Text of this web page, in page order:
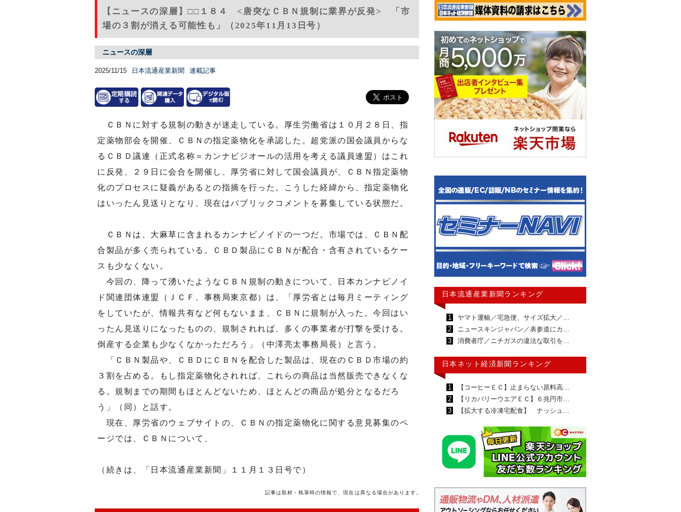
【ニュースの深層】□□１８４ <唐突なＣＢＮ規制に業界が反発> 「市
場の３割が消える可能性も」（2025年11月13日号）
ニュースの深層
2025/11/15 日本流通産業新聞 連載記事
ＣＢＮに対する規制の動きが迷走している。厚生労働省は１０月２８日、指
定薬物部会を開催、ＣＢＮの指定薬物化を承認した。超党派の国会議員からな
るＣＢＤ議連（正式名称＝カンナビジオールの活用を考える議員連盟）はこれ
に反発、２９日に会合を開催し、厚労省に対して国会議員が、ＣＢＮ指定薬物
化のプロセスに疑義があるとの指摘を行った。こうした経緯から、指定薬物化
はいったん見送りとなり、現在はパブリックコメントを募集している状態だ。
ＣＢＮは、大麻草に含まれるカンナビノイドの一つだ。市場では、ＣＢＮ配
合製品が多く売られている。ＣＢＤ製品にＣＢＮが配合・含有されているケー
スも少なくない。
今回の、降って湧いたようなＣＢＮ規制の動きについて、日本カンナビノイ
ド関連団体連盟（ＪＣＦ、事務局東京都）は、「厚労省とは毎月ミーティング
をしていたが、情報共有など何もないまま、ＣＢＮに規制が入った。今回はい
ったん見送りになったものの、規制されれば、多くの事業者が打撃を受ける。
倒産する企業も少なくなかっただろう」（中澤亮太事務局長）と言う。
「ＣＢＮ製品や、ＣＢＤにＣＢＮを配合した製品は、現在のＣＢＤ市場の約
３割を占める。もし指定薬物化されれば、これらの商品は当然販売できなくな
る。規制までの期間もほとんどないため、ほとんどの商品が処分となるだろ
う」（同）と話す。
現在、厚労省のウェブサイトの、ＣＢＮの指定薬物化に関する意見募集のペ
ージでは、ＣＢＮについて、
（続きは、「日本流通産業新聞」１１月１３日号で）
記事は取材・執筆時の情報で、現在は異なる場合があります。
日本流通産業新聞ランキング
1
ヤマト運輸／宅急便、サイズ拡大／…
2
ニュースキンジャパン／表参道にカ…
3
消費者庁／ニチガスの違法な取引を…
日本ネット経済新聞ランキング
1
【コーヒーＥＣ】止まらない原料高…
2
【リカバリーウエアＥＣ】６兆円市…
3
【拡大する冷凍宅配食】 ナッシュ…